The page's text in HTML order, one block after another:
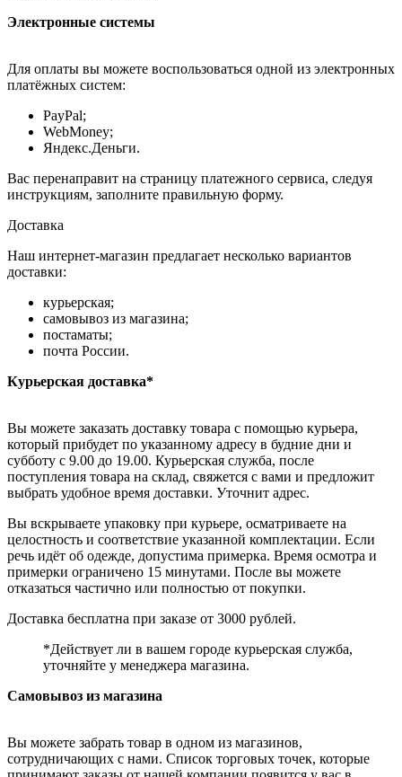
Электронные системы
Для оплаты вы можете воспользоваться одной из электронных
платёжных систем:
PayPal;
WebMoney;
Яндекс.Деньги.
Вас перенаправит на страницу платежного сервиса, следуя
инструкциям, заполните правильную форму.
Доставка
Наш интернет-магазин предлагает несколько вариантов
доставки:
курьерская;
самовывоз из магазина;
постаматы;
почта России.
Курьерская доставка*
Вы можете заказать доставку товара с помощью курьера,
который прибудет по указанному адресу в будние дни и
субботу с 9.00 до 19.00. Курьерская служба, после
поступления товара на склад, свяжется с вами и предложит
выбрать удобное время доставки. Уточнит адрес.
Вы вскрываете упаковку при курьере, осматриваете на
целостность и соответствие указанной комплектации. Если
речь идёт об одежде, допустима примерка. Время осмотра и
примерки ограничено 15 минутами. После вы можете
отказаться частично или полностью от покупки.
Доставка бесплатна при заказе от 3000 рублей.
*Действует ли в вашем городе курьерская служба,
уточняйте у менеджера магазина.
Самовывоз из магазина
Вы можете забрать товар в одном из магазинов,
сотрудничающих с нами. Список торговых точек, которые